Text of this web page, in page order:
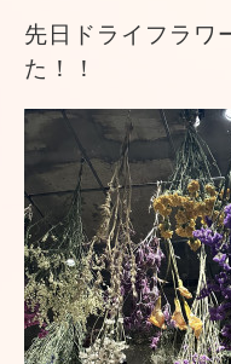
先日ドライフラワ
た！！